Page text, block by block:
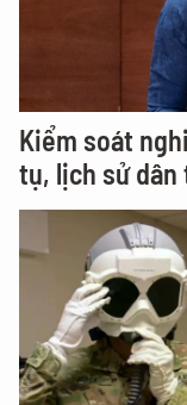
Kiểm soát
tụ, lịch sử dân